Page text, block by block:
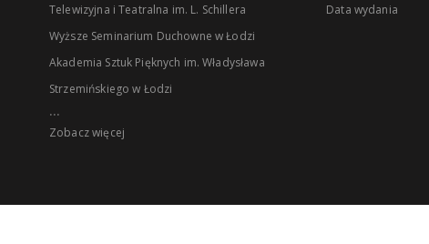
Telewizyjna i Teatralna im. L. Schillera
Wyższe Seminarium Duchowne w Łodzi
Akademia Sztuk Pięknych im. Władysława
Strzemińskiego w Łodzi
...
Zobacz więcej
Data wydania